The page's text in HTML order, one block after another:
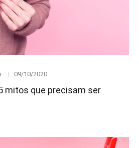
Posted
09/10/2020
mitos que precisam ser